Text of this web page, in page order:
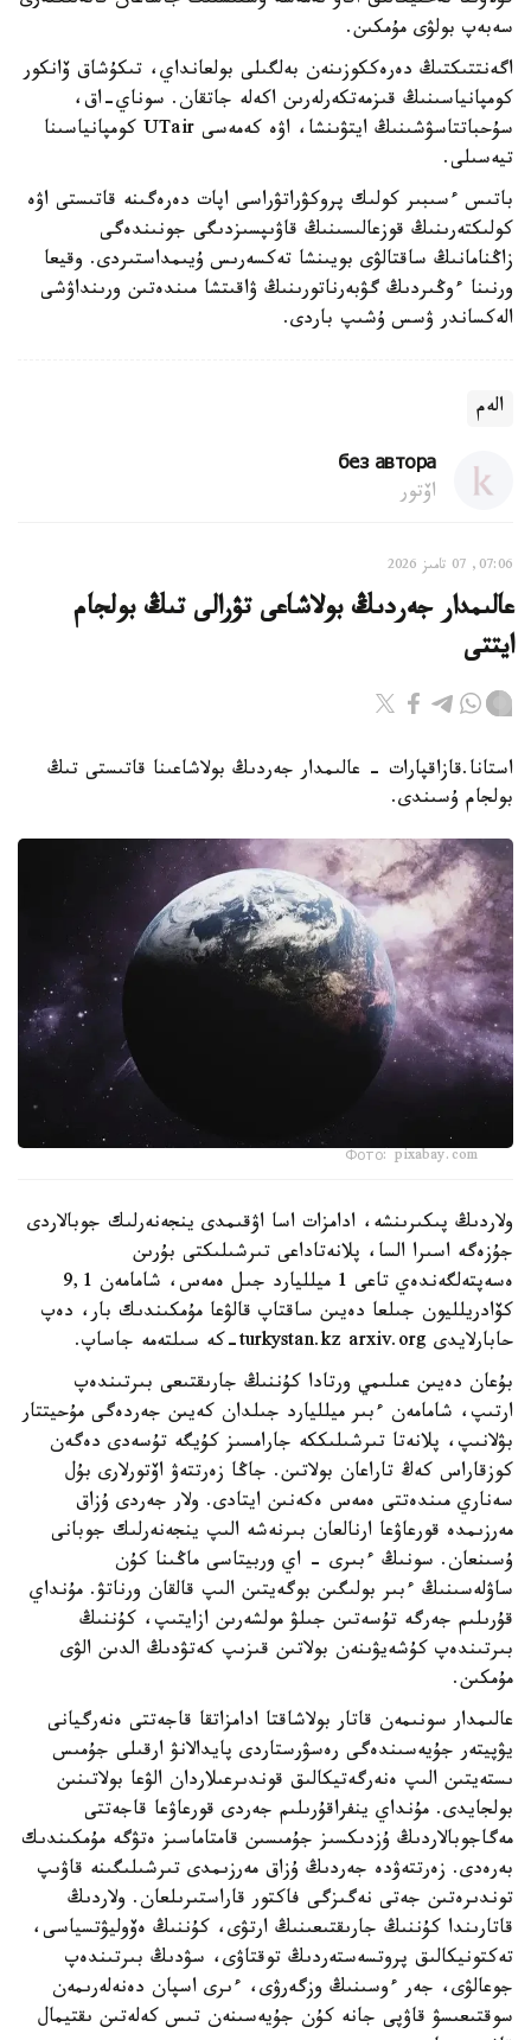
سەبەپ بولۋى مۇمكىن.
اگەنتتىكتىڭ دەرەككوزىنەن بەلگىلى بولعانداي، تىكۇشاق ۆانكور
كومپانياسىنىڭ قىزمەتكەرلەرىن اكەلە جاتقان. سوناي-اق،
سۇحباتتاسۋشىنىڭ ايتۋىنشا، اۋە كەمەسى UTair كومپانياسىنا
تيەسىلى.
باتىس ءسىبىر كولىك پروكۋراتۋراسى اپات دەرەگىنە قاتىستى اۋە
كولىكتەرىنىڭ قوزعالىسىنىڭ قاۋىپسىزدىگى جونىندەگى
زاڭنامانىڭ ساقتالۋى بويىنشا تەكسەرىس ۇيىمداستىردى. وقيعا
ورنىنا ءوڭىردىڭ گۋبەرناتورىنىڭ ۋاقىتشا مىندەتىن ورىنداۋشى
الەكساندر ۋسس ۇشىپ باردى.
الەم
без автора
اۆتور
07:06, 07 تامىز 2026
عالىمدار جەردىڭ بولاشاعى تۋرالى تىڭ بولجام
ايتتى
استانا.قازاقپارات - عالىمدار جەردىڭ بولاشاعىنا قاتىستى تىڭ
بولجام ۇسىندى.
Фото: pixabay.com
ولاردىڭ پىكىرىنشە، ادامزات اسا اۋقىمدى ينجەنەرلىك جوبالاردى
جۇزەگە اسىرا السا، پلانەتاداعى تىرشىلىكتى بۇرىن
ەسەپتەلگەندەي تاعى 1 ميلليارد جىل ەمەس، شامامەن 9,1
كۆادريلليون جىلعا دەيىن ساقتاپ قالۋعا مۇمكىندىك بار، دەپ
حابارلايدى turkystan.kz arxiv.org-كە سىلتەمە جاساپ.
بۇعان دەيىن عىلىمي ورتادا كۇننىڭ جارىقتىعى بىرتىندەپ
ارتىپ، شامامەن ءبىر ميلليارد جىلدان كەيىن جەردەگى مۇحيتتار
بۋلانىپ، پلانەتا تىرشىلىككە جارامسىز كۇيگە تۇسەدى دەگەن
كوزقاراس كەڭ تاراعان بولاتىن. جاڭا زەرتتەۋ اۆتورلارى بۇل
سەناري مىندەتتى ەمەس ەكەنىن ايتادى. ولار جەردى ۇزاق
مەرزىمدە قورعاۋعا ارنالعان بىرنەشە الىپ ينجەنەرلىك جوبانى
ۇسىنعان. سونىڭ ءبىرى - اي وربيتاسى ماڭىنا كۇن
ساۋلەسىنىڭ ءبىر بولىگىن بوگەيتىن الىپ قالقان ورناتۋ. مۇنداي
قۇرىلىم جەرگە تۇسەتىن جىلۋ مولشەرىن ازايتىپ، كۇننىڭ
بىرتىندەپ كۇشەيۋىنەن بولاتىن قىزىپ كەتۋدىڭ الدىن الۋى
مۇمكىن.
عالىمدار سونىمەن قاتار بولاشاقتا ادامزاتقا قاجەتتى ەنەرگيانى
يۋپيتەر جۇيەسىندەگى رەسۋرستاردى پايدالانۋ ارقىلى جۇمىس
ىستەيتىن الىپ ەنەرگەتيكالىق قوندىرعىلاردان الۋعا بولاتىنىن
بولجايدى. مۇنداي ينفراقۇرىلىم جەردى قورعاۋعا قاجەتتى
مەگاجوبالاردىڭ ۇزدىكسىز جۇمىسىن قامتاماسىز ەتۋگە مۇمكىندىك
بەرەدى. زەرتتەۋدە جەردىڭ ۇزاق مەرزىمدى تىرشىلىگىنە قاۋىپ
توندىرەتىن جەتى نەگىزگى فاكتور قاراستىرىلعان. ولاردىڭ
قاتارىندا كۇننىڭ جارىقتىعىنىڭ ارتۋى، كۇننىڭ ەۆوليۋتسياسى،
تەكتونيكالىق پروتسەستەردىڭ توقتاۋى، سۋدىڭ بىرتىندەپ
جوعالۋى، جەر ءوسىنىڭ وزگەرۋى، ءىرى اسپان دەنەلەرىمەن
سوقتىعىسۋ قاۋپى جانە كۇن جۇيەسىنەن تىس كەلەتىن ىقتيمال